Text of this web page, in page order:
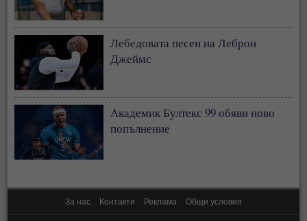
Лебедовата песен на Леброн
Джеймс
Академик Бултекс 99 обяви ново
попълнение
За нас Контакти Реклама Общи условия